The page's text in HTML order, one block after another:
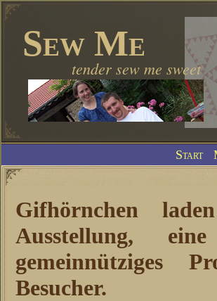
Sew Me
tender sew me sweet
Start
Gifhörnchen
Ausstellung,
gemeinnütziges
Besucher.